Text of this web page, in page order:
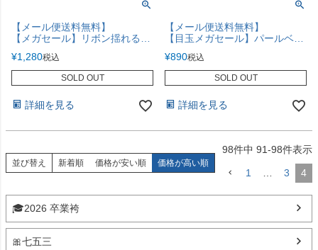
【メール便送料無料】
【メガセール】リボン揺れるフェアリークリップ 髪飾り ヘアアクセサリー その他アクセサリー・小物 赤 水色 紫 ピンク お花 蝶 リボン YUP4《メール便優先商品》 キャサリンコテージ
¥1,280税込
SOLD OUT
詳細を見る
【メール便送料無料】
【目玉メガセール】パールベルト キラキラ帯飾り 和装アクセサリー ゴムベルト キッズ ジュニア レディース 細ベルト ドレス その他アクセサリー・小物 キャサリンコテージ YUP12《メール便優先商品》
¥890税込
SOLD OUT
詳細を見る
並び替え 新着順 価格が安い順 価格が高い順
98件中 91-98件表示
1 3 4
🎓2026 卒業袴
🎀七五三